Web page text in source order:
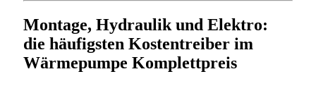
Montage, Hydraulik und Elektro:
die häufigsten Kostentreiber im
Wärmepumpe Komplettpreis